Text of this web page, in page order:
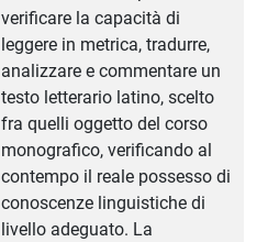
verificare la capacità di
leggere in metrica, tradurre,
analizzare e commentare un
testo letterario latino, scelto
fra quelli oggetto del corso
monografico, verificando al
contempo il reale possesso di
conoscenze linguistiche di
livello adeguato. La